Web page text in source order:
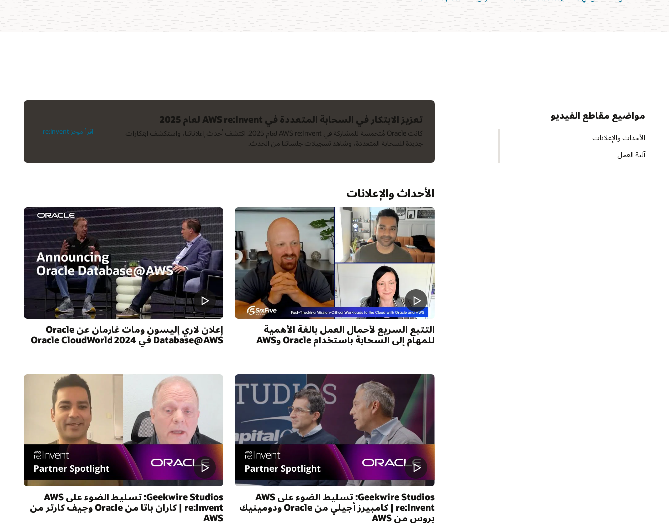
مواضيع مقاطع الفيديو
الأحداث والإعلانات
آلية العمل
تعزيز الابتكار في السحابة المتعددة في AWS re:Invent لعام 2025
كانت Oracle مُتحمسة للمشاركة في AWS re:Invent لعام 2025. اكتشف أحدث إعلاناتنا، واستكشف ابتكارات
جديدة للسحابة المتعددة، وشاهد تسجيلات جلساتنا من الحدث.
اقرأ موجز re:Invent
الأحداث والإعلانات
التتبع السريع لأحمال العمل بالغة الأهمية
للمهام إلى السحابة باستخدام Oracle وAWS
إعلان لاري إليسون ومات غارمان عن Oracle
Database@AWS في Oracle CloudWorld 2024
Geekwire Studios: تسليط الضوء على AWS
re:Invent | كامبيرز أجيلي من Oracle ودومينيك
بروس من AWS
Geekwire Studios: تسليط الضوء على AWS
re:Invent | كاران باتا من Oracle وجيف كارتر من
AWS